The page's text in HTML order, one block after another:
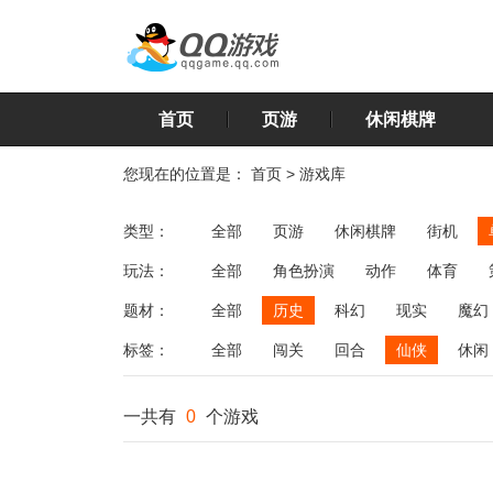
首页 页游 休闲棋牌
您现在的位置是： 首页 > 游戏库
类型： 全部 页游 休闲棋牌 街机
玩法： 全部 角色扮演 动作 体育
飞行
恋爱 第三人称射击 棋类
题材： 全部 历史 科幻 现实 魔幻
标签： 全部 闯关 回合 仙侠 休闲
一共有 0 个游戏